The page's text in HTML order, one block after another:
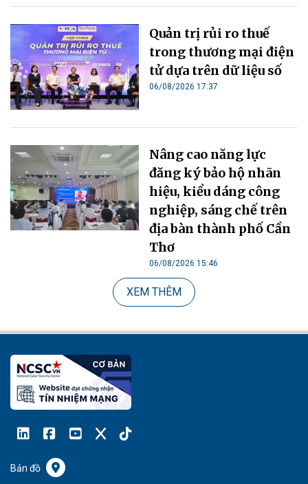
Quản trị rủi ro thuế
trong thương mại điện
tử dựa trên dữ liệu số
06/08/2026 17:37
Nâng cao năng lực
đăng ký bảo hộ nhãn
hiệu, kiểu dáng công
nghiệp, sáng chế trên
địa bàn thành phố Cần
Thơ
06/08/2026 15:46
XEM THÊM
Bản đồ